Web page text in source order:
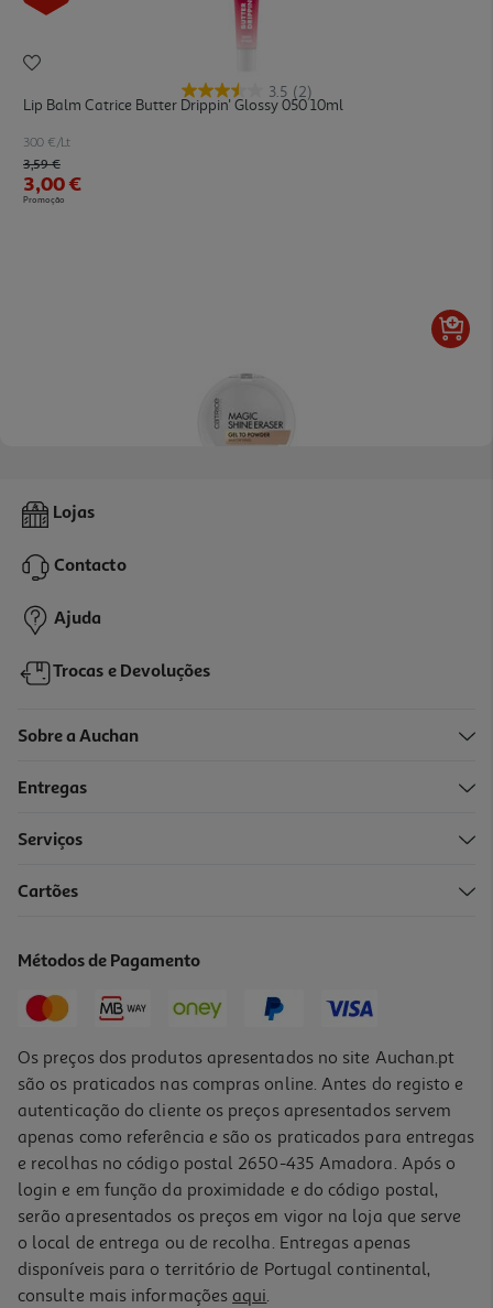
3.5 (2)
Lip Balm Catrice Butter Drippin' Glossy 050 10ml
300 €/Lt
Price reduced from
3,59 €to
3,00 €
Promoção
Pó Compacto Catrice Gel Pó Matificante 10g
6,29 €
Lojas
Contacto
Ajuda
Trocas e Devoluções
Sobre a Auchan
Entregas
Serviços
Cartões
Métodos de Pagamento
Os preços dos produtos apresentados no site Auchan.pt
são os praticados nas compras online. Antes do registo e
autenticação do cliente os preços apresentados servem
apenas como referência e são os praticados para entregas
e recolhas no código postal 2650-435 Amadora. Após o
login e em função da proximidade e do código postal,
serão apresentados os preços em vigor na loja que serve
o local de entrega ou de recolha. Entregas apenas
disponíveis para o território de Portugal continental,
consulte mais informações aqui.